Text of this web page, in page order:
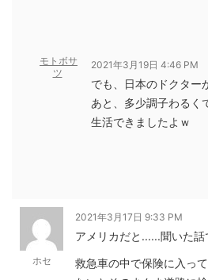
モトボサ
ツ
2021年3月19日 4:46 PM
でも、日本のドクター
あと、多少調子わるく
生活できましたよｗ
ホセ
2021年3月17日 9:33 PM
アメリカだと......聞いた話
救急車の中で保険に入っ